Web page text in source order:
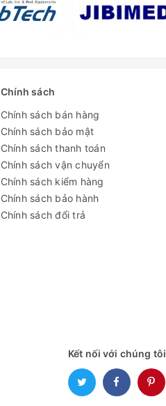
Chính sách
Chính sách bán hàng
Chính sách bảo mật
Chính sách thanh toán
Chính sách vận chuyển
Chính sách kiểm hàng
Chính sách bảo hành
Chính sách đổi trả
Kết nối với chúng tôi